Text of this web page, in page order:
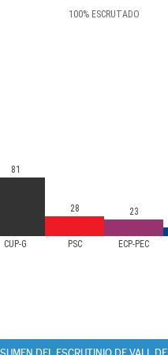
100% ESCRUTADO
CUP-G PSC ECP-PEC
81
28 23